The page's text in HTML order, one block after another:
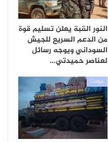
النور القبة يعلن تسليم قوة
من الدعم السريع للجيش
السوداني ويوجه رسائل
لعناصر حميدتي…
حوادث